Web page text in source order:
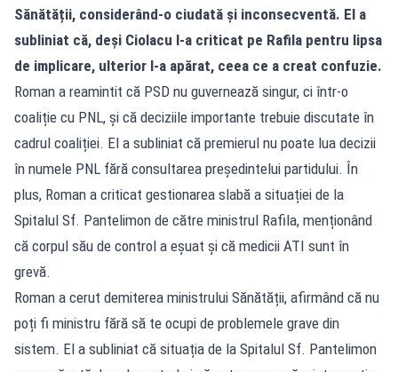
Sănătății, considerând-o ciudată și inconsecventă. El a
subliniat că, deși Ciolacu l-a criticat pe Rafila pentru lipsa
de implicare, ulterior l-a apărat, ceea ce a creat confuzie.
Roman a reamintit că PSD nu guvernează singur, ci într-o
coaliție cu PNL, și că deciziile importante trebuie discutate în
cadrul coaliției. El a subliniat că premierul nu poate lua decizii
în numele PNL fără consultarea președintelui partidului. În
plus, Roman a criticat gestionarea slabă a situației de la
Spitalul Sf. Pantelimon de către ministrul Rafila, menționând
că corpul său de control a eșuat și că medicii ATI sunt în
grevă.
Roman a cerut demiterea ministrului Sănătății, afirmând că nu
poți fi ministru fără să te ocupi de problemele grave din
sistem. El a subliniat că situația de la Spitalul Sf. Pantelimon